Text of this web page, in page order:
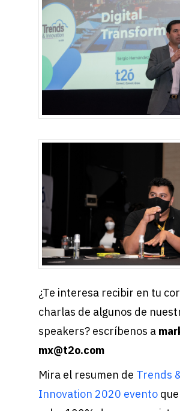
¿Te interesa recibir en tu
charlas de algunos de
speakers? escríbenos a
mx@t2o.com
Mira el resumen de Trends
Innovation 2020 evento